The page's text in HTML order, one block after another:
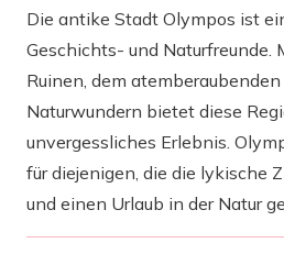
Die antike Stadt Olympos ist
Geschichts- und Naturfreunde.
Ruinen, dem
Naturwundern bietet diese
unvergessliches Erlebnis.
für diejenigen, die die lykische
und einen Urlaub in der Natur